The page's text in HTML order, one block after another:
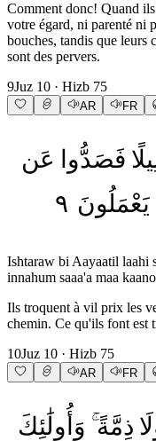
Comment donc! Quand
votre égard, ni parenté ni
bouches, tandis que leurs
sont des pervers.
9Juz 10 · Hizb 75
AR FR
فَصَدُّوا
عَن
يَعْمَلُونَ ٩
Ishtaraw bi Aayaatil laahi
innahum saaa'a maa
Ils troquent à vil prix les
chemin. Ce qu'ils font est
10Juz 10 · Hizb 75
AR FR
ذِمَّةً وَأُولَٰئِكَ